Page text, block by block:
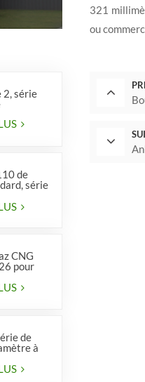
2, série
de
série
CNG
pour
de
à
321
ou